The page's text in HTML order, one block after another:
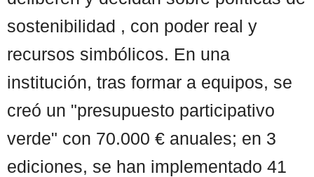
sostenibilidad , con poder real y
recursos simbólicos. En una
institución, tras formar a equipos, se
creó un "presupuesto participativo
verde" con 70.000 € anuales; en 3
ediciones, se han implementado 41